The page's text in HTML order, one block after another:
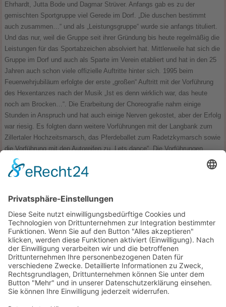
Ehrhardt, Jutta Bode und Dagmar Strüver. Anfangs gab es zu der
gemischten Sportgruppe viel Gerede im Dorf. „Die duschen bestimmt
auch zusammen…“ und als „Leistungsgruppe“ wurde sie anfangs tituliert.
Und das nur, weil die Gruppe seit ihrer Gründung bis heute regelmäßig die
Leistungen für das Sportabzeichen absolviert hat. Mittlerweile hat sich die
Gruppe im Dorf und auch als Sparte im Verein etabliert und hat in den 25
Jahren auch schon viele offizielle Auftritte hinter sich. 1995 beim
Feuerwehrjubiläum erfolgte der erste „großen“ Auftritt mit der Vorführung
des Hexentanzes nach der Musik „Ist es denn wirklich war, das heute
noch am Brocken…“. Die Erarbeitung der Choreografie nahm einige
Stunden in Anspruch und hat auch einige Nerven gekostet, aber der Erfolg
war riesig. Es folgten dann weitere Vorführungen mit der Langbank zum
Zillertaler Hochzeitsmarsch, das Pferdeballet zum Radetzkymarsch sowie
die Vorführung mit den Autoreifen zu „Lets dance“. Die Vorführungen
wurden mit mehr oder weniger großer Perfektion auch außerhalb von
Schwiegershausen (Hattorf, Wieda, Stadthalle Osterode) aufgeführt. In
Auch das Angebot hat sich etwas gewandelt. So nutzt die Gruppe die
Sommermonate neben der Sportabzeichenabnahme überwiegend für
Fahrradtouren. Daraus resultieren auch die jährlichen Wochenend-
Radtouren, für die sich stets wechselnde Organisatoren gefunden haben.
So gab es bei der Jubiläumsfeier viel zu reden und zu sehen. Dieter Götz
präsentierte alte Aufzeichnungen von den erwähnten Auftritten, die für
Staunen und schmunzelnde Gesichter sorgten. Die Sportstunde der
Montagsgruppe findet nach wie vor montags von 19:00 bis 20:30 Uhr statt
und auch neue Gesichter sind nach wie vor gern gesehen.